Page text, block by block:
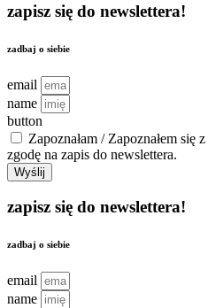
zapisz się do newslettera!
zadbaj o siebie
email
name
button
Zapoznałam / Zapoznałem się z
zgodę na zapis do newslettera.
Wyślij
zapisz się do newslettera!
zadbaj o siebie
email
name